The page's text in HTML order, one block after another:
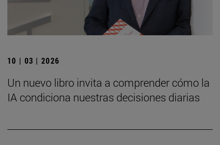
10 | 03 | 2026
Un nuevo libro invita a comprender cómo la
IA condiciona nuestras decisiones diarias